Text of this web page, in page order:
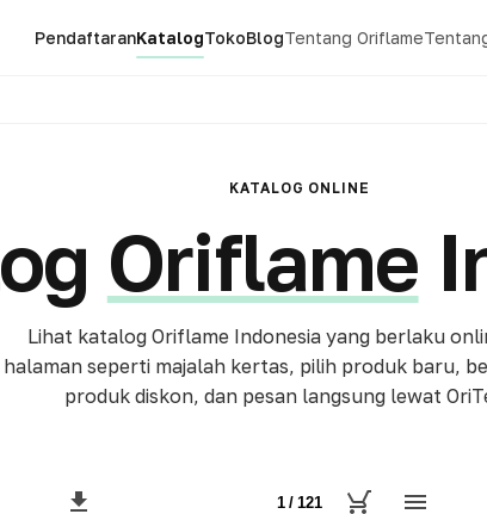
PendaftaranKatalogTokoBlogTentang Oriflame
KATALOG ONLINE
Oriflame
Lihat katalog Oriflame Indonesia yang berlaku
halaman seperti majalah kertas, pilih produk baru,
produk diskon, dan pesan langsung lewat